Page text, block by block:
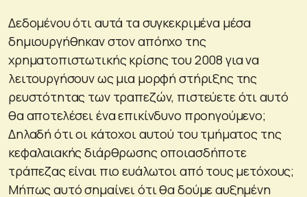
Δεδομένου ότι αυτά τα συγκεκριμένα μέσα
δημιουργήθηκαν στον απόηχο της
χρηματοπιστωτικής κρίσης του 2008 για να
λειτουργήσουν ως μια μορφή στήριξης της
ρευστότητας των τραπεζών, πιστεύετε ότι αυτό
θα αποτελέσει ένα επικίνδυνο προηγούμενο;
Δηλαδή ότι οι κάτοχοι αυτού του τμήματος της
κεφαλαιακής διάρθρωσης οποιασδήποτε
τράπεζας είναι πιο ευάλωτοι από τους μετόχους;
Μήπως αυτό σημαίνει ότι θα δούμε αυξημένη